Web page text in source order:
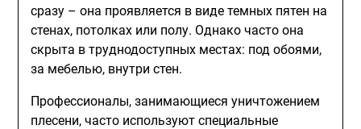
сразу – она проявляется в виде темных пятен на
стенах, потолках или полу. Однако часто она
скрыта в труднодоступных местах: под обоями,
за мебелью, внутри стен.
Профессионалы, занимающиеся уничтожением
плесени, часто используют специальные